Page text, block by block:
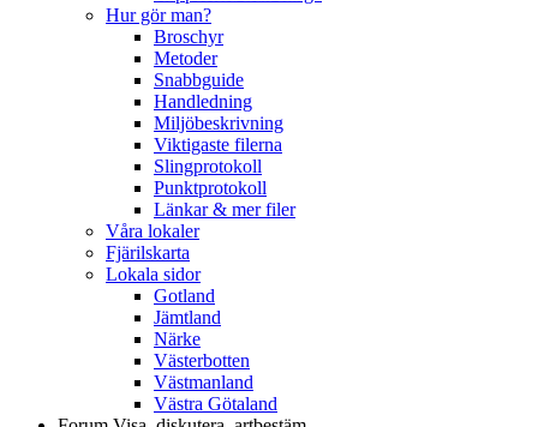
Hur gör man?
Broschyr
Metoder
Snabbguide
Handledning
Miljöbeskrivning
Viktigaste filerna
Slingprotokoll
Punktprotokoll
Länkar & mer filer
Våra lokaler
Fjärilskarta
Lokala sidor
Gotland
Jämtland
Närke
Västerbotten
Västmanland
Västra Götaland